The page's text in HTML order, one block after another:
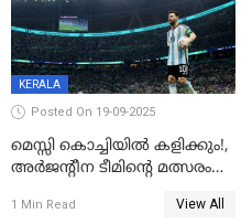
KERALA
Posted On 19-09-2025
മെസ്സി കൊച്ചിയിൽ കളിക്കും!,
അർജന്റീന ടീമിന്റെ മത്സരം
നടത്താൻ ആലോചന
1 Min Read View All